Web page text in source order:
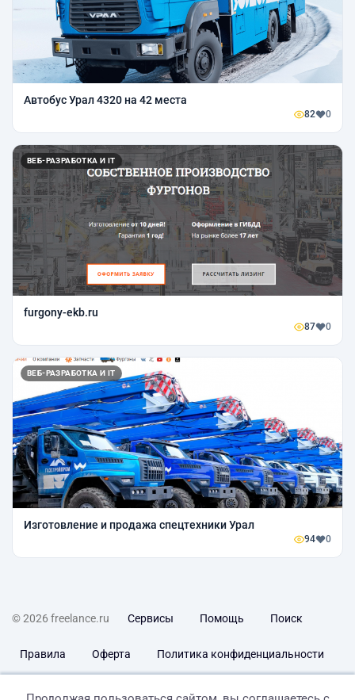
Автобус Урал 4320 на 42 места
82 0
ВЕБ-РАЗРАБОТКА И IT
furgony-ekb.ru
87 0
ВЕБ-РАЗРАБОТКА И IT
Изготовление и продажа спецтехники Урал
94 0
© 2026 freelance.ru Сервисы Помощь Поиск
Правила Оферта Политика конфиденциальности